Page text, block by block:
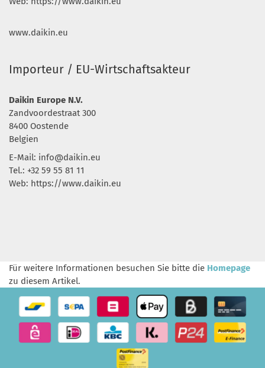
www.daikin.eu
Importeur / EU-Wirtschaftsakteur
Daikin Europe N.V.
Zandvoordestraat 300
8400 Oostende
Belgien
E-Mail: info@daikin.eu
Tel.: +32 59 55 81 11
Web: https://www.daikin.eu
Für weitere Informationen besuchen Sie bitte die Homepage
zu diesem Artikel.